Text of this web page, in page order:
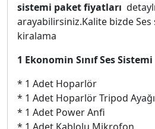
sistemi paket fiyatları
arayabilirsiniz.Kalite bizde
kiralama
1 Ekonomin Sınıf Ses Sistemi
* 1 Adet Hoparlör
* 1 Adet Hoparlör Tripod Ayağı
* 1 Adet Power Anfi